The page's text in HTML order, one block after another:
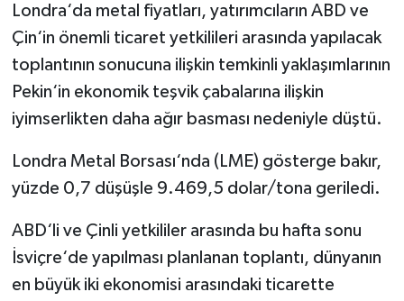
Londra‘da metal fiyatları, yatırımcıların ABD ve
Çin‘in önemli ticaret yetkilileri arasında yapılacak
toplantının sonucuna ilişkin temkinli yaklaşımlarının
Pekin‘in ekonomik teşvik çabalarına ilişkin
iyimserlikten daha ağır basması nedeniyle düştü.
Londra Metal Borsası‘nda (LME) gösterge bakır,
yüzde 0,7 düşüşle 9.469,5 dolar/tona geriledi.
ABD‘li ve Çinli yetkililer arasında bu hafta sonu
İsviçre‘de yapılması planlanan toplantı, dünyanın
en büyük iki ekonomisi arasındaki ticarette